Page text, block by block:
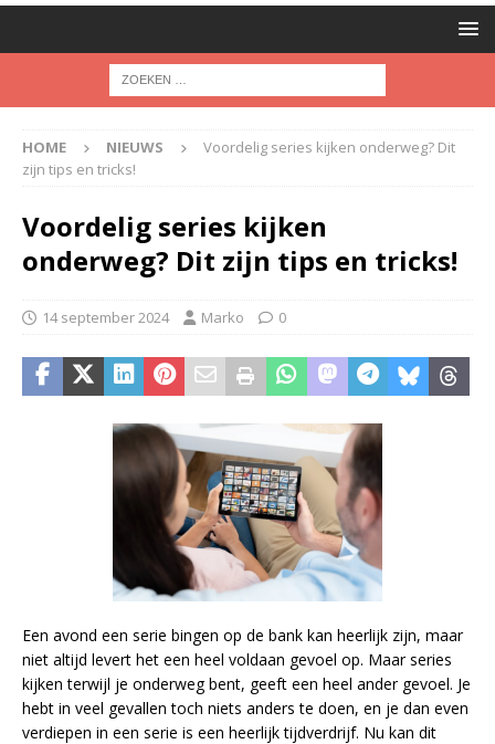
HOME NIEUWS
Voordelig series kijken onderweg? Dit
zijn tips en tricks!
Voordelig series kijken
onderweg? Dit zijn tips en tricks!
14 september 2024 Marko 0
Een avond een serie bingen op de bank kan heerlijk zijn, maar
niet altijd levert het een heel voldaan gevoel op. Maar series
kijken terwijl je onderweg bent, geeft een heel ander gevoel. Je
hebt in veel gevallen toch niets anders te doen, en je dan even
verdiepen in een serie is een heerlijk tijdverdrijf. Nu kan dit